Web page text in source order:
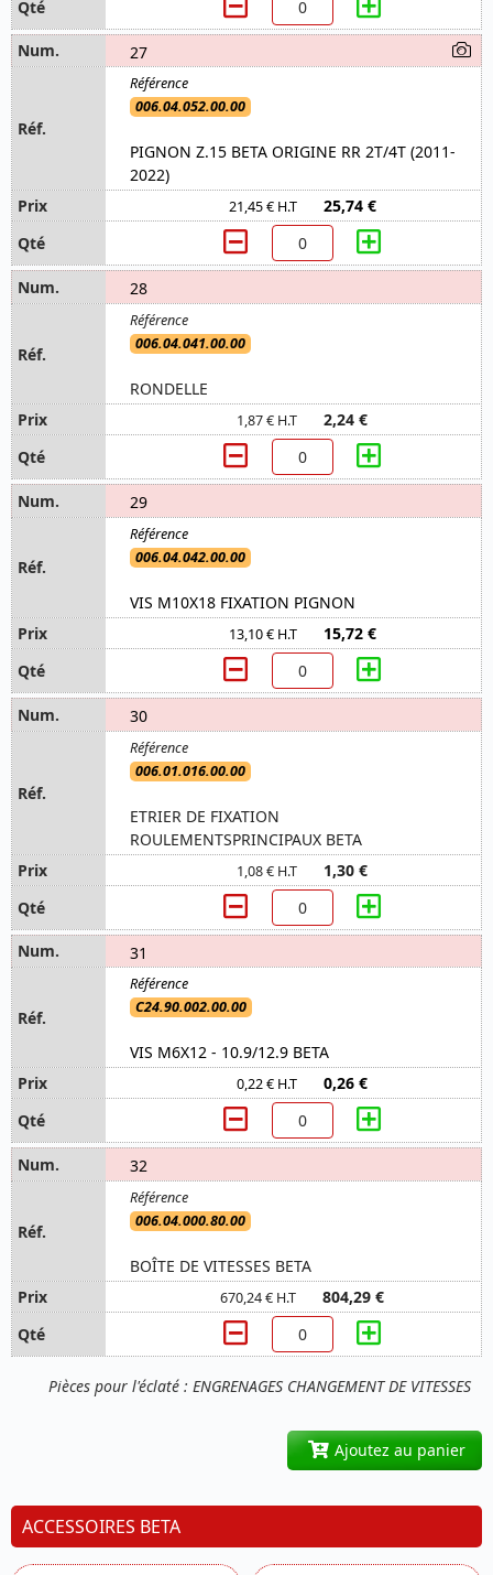
Pièces pour l'éclaté : ENGRENAGES CHANGEMENT DE VITESSES
27
006.04.052.00.00
PIGNON Z.15 BETA ORIGINE RR 2T/4T (2011-
2022)
21,45 € H.T 25,74 €
28
006.04.041.00.00
RONDELLE
1,87 € H.T 2,24 €
29
006.04.042.00.00
VIS M10X18 FIXATION PIGNON
13,10 € H.T 15,72 €
30
006.01.016.00.00
ETRIER DE FIXATION
ROULEMENTSPRINCIPAUX BETA
1,08 € H.T 1,30 €
31
C24.90.002.00.00
VIS M6X12 - 10.9/12.9 BETA
0,22 € H.T 0,26 €
32
006.04.000.80.00
BOÎTE DE VITESSES BETA
670,24 € H.T 804,29 €
Ajoutez au panier
ACCESSOIRES BETA